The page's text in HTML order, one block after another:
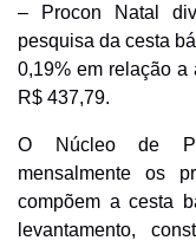
– Procon Natal
pesquisa da cesta
0,19% em relação a
R$ 437,79.
O Núcleo de
mensalmente os
compõem a cesta
levantamento,